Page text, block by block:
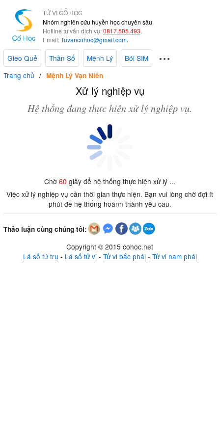
TỬ VI CỔ HỌC
Nhóm nghiên cứu huyền học chuyên sâu.
Hotline tư vấn dịch vụ:0817.505.493.
Email:Tuvancohoc@gmail.com.
Gieo Quẻ Thần Số Mệnh Lý
Bói SIM
Trang chủ
Mệnh Lý Vạn Niên
Xử lý nghiệp vụ
Hệ thống đang thực hiện xử lý nghiệp vụ.
Chờ60 giây để hệ thống thực hiện xử lý ...
Việc xử lý nghiệp vụ cần thời gian thực hiện. Bạn vui lòng chờ đợi ít
phút để hệ thống hoành thành yêu cầu.
Thảo luận cùng chúng tôi:
Copyright © 2015 cohoc.net
Lá số tứ trụ - Lá số tử vi- Tử vi bắc phái- Tử vi nam phái